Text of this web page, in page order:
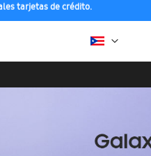
tu hogar desde 48h hábiles